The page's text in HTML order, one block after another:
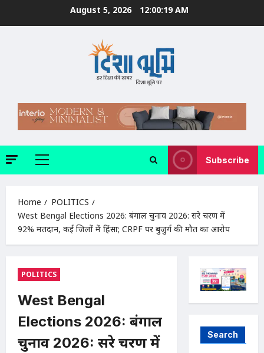
August 5, 2026 12:00:20 AM
Primary
Subscribe
Home
POLITICS
West Bengal Elections 2026: बंगाल चुनाव 2026: दूसरे चरण में
92% मतदान, कई जिलों में हिंसा; CRPF पर बुजुर्ग की मौत का आरोप
POLITICS
West Bengal
Elections 2026: बंगाल
चुनाव 2026: दूसरे चरण में
Search